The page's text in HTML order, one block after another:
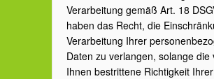
Verarbeitung gemäß Art. 18
haben das Recht, die
Verarbeitung Ihrer
Daten zu verlangen, solange die
Ihnen bestrittene Richtigkeit